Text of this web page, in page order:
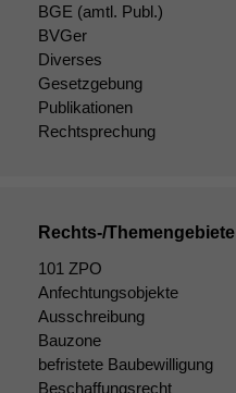
BGE (amtl. Publ.)
BVGer
Diverses
Gesetzgebung
Publikationen
Rechtsprechung
Rechts-/Themengebiete
101 ZPO
Anfechtungsobjekte
Ausschreibung
Bauzone
befristete Baubewilligung
Beschaffungsrecht